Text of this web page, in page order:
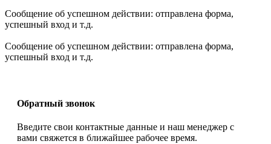
Сообщение об успешном действии: отправлена форма,
успешный вход и т.д.
Сообщение об успешном действии: отправлена форма,
успешный вход и т.д.
Обратный звонок
Введите свои контактные данные и наш менеджер с
вами свяжется в ближайшее рабочее время.